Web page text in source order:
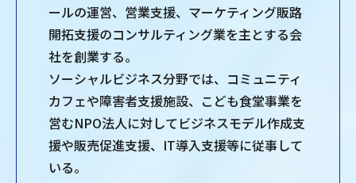
ールの運営、営業支援、マーケティング販路
開拓支援のコンサルティング業を主とする会
社を創業する。
ソーシャルビジネス分野では、コミュニティ
カフェや障害者支援施設、こども食堂事業を
営むNPO法人に対してビジネスモデル作成支
援や販売促進支援、IT導入支援等に従事して
いる。